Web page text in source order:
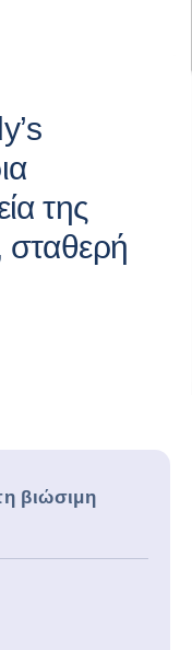
της
βιώσιμη